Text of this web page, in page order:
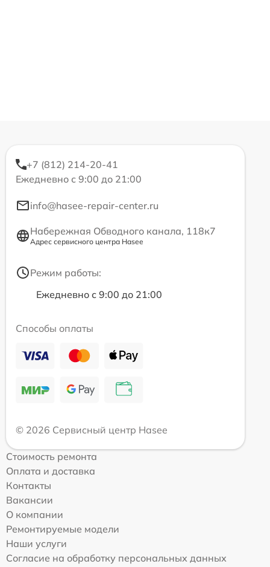
+7 (812) 214-20-41
Ежедневно с 9:00 до 21:00
info@hasee-repair-center.ru
Набережная Обводного канала, 118к7
Адрес сервисного центра Hasee
Режим работы:
Ежедневно с 9:00 до 21:00
Способы оплаты
© 2026 Сервисный центр Hasee
Стоимость ремонта
Оплата и доставка
Контакты
Вакансии
О компании
Ремонтируемые модели
Наши услуги
Согласие на обработку персональных данных